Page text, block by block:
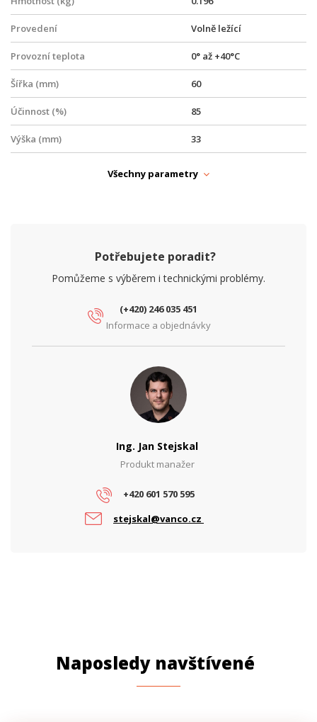
Provedení Volně ležící
Provozní teplota 0° až +40°C
Šířka (mm) 60
Účinnost (%) 85
Výška (mm) 33
PARAMETRY ETHERNET
Ochrana proti zkratu
Ano
Vstupní napětí (V) 230
Všechny parametry
Potřebujete poradit?
Pomůžeme s výběrem i technickými problémy.
(+420) 246 035 451
Informace a objednávky
Ing. Jan Stejskal
Produkt manažer
+420 601 570 595
stejskal@vanco.cz
Naposledy navštívené